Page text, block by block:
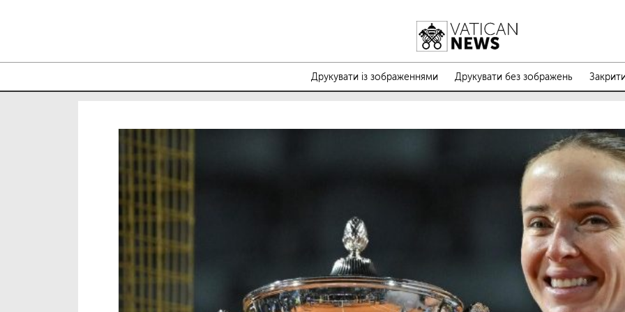
Друкувати із зображеннями Друкувати без зображень